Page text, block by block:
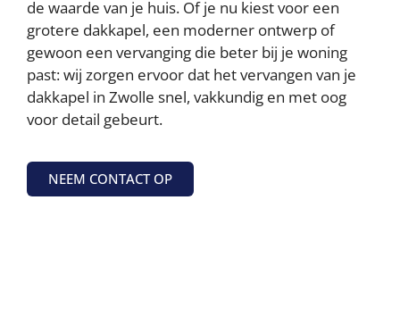
de waarde van je huis. Of je nu kiest voor een
grotere dakkapel, een moderner ontwerp of
gewoon een vervanging die beter bij je woning
past: wij zorgen ervoor dat het vervangen van je
dakkapel in Zwolle snel, vakkundig en met oog
voor detail gebeurt.
NEEM CONTACT OP